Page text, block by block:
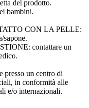
del prodotto.
bambini.
CON LA PELLE:
sapone.
contattare un
presso un centro di
in conformità alle
e/o internazionali.